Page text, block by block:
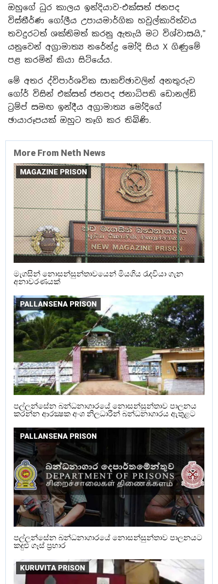
ඔහුගේ ධුර කාලය ඉන්දියාව-එක්සත් ජනපද
විස්තීර්ණ ගෝලීය උපායමාර්ගික හවුල්කාරිත්වය
තවදුරටත් ශක්තිමත් කරනු ඇතැයි මට විශ්වාසයි,"
යනුවෙන් අග්‍රාමාත්‍ය නරේන්ද්‍ර මෝදි සිය X ගිණුමේ
පළ කරමින් කියා සිටියේය.
මේ අතර ද්විපාර්ශවික සාකච්ඡාවලින් අනතුරුව
ගෝර් විසින් එක්සත් ජනපද ජනාධිපති ඩොනල්ඩ්
ට්‍රම්ප් සමඟ ඉන්දීය අග්‍රාමාත්‍ය මෝදිගේ
ඡායාරූපයක් ඔහුට තෑගි කර තිබිණි.
More From Neth News
MAGAZINE PRISON
මැගසින් නොසන්සුන්තාවයෙන් මියගිය රැදවියා ගැන
අනාවරණයක්
PALLANSENA PRISON
පල්ලන්සේන බන්ධනාගාරයේ නොසන්සුන්තාව පාලනය
කරන්න ආරක්‍ෂක අංශ නිලධාරීන් බන්ධනාගාරය ඇතුළට
PALLANSENA PRISON
පල්ලන්සේන බන්ධනාගාරයේ නොසන්සුන්තාව පාලනයට
කදුළු ගෑස් ප්‍රහාර
KURUVITA PRISON